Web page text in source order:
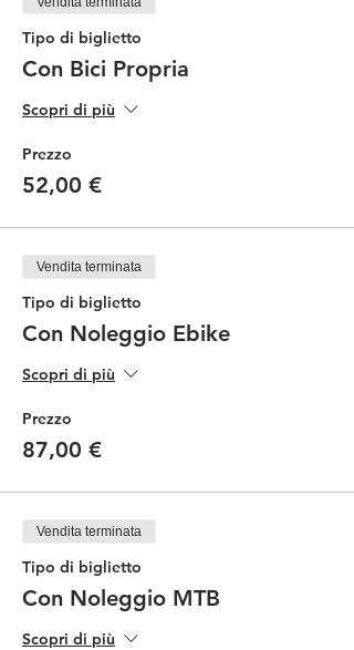
Tipo di biglietto
Con Bici Propria
Scopri di più
Prezzo
52,00 €
Vendita terminata
Tipo di biglietto
Con Noleggio Ebike
Scopri di più
Prezzo
87,00 €
Vendita terminata
Tipo di biglietto
Con Noleggio MTB
Scopri di più